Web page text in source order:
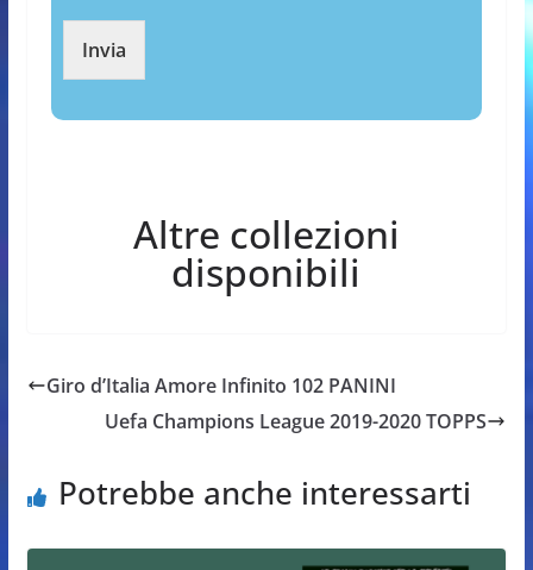
Invia
Altre collezioni
disponibili
Giro d’Italia Amore Infinito 102 PANINI
Uefa Champions League 2019-2020 TOPPS
Potrebbe anche interessarti